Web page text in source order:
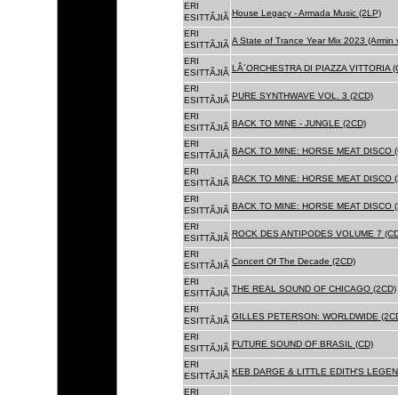
ERI
ESITTÃJIÃ House Legacy - Armada Music (2LP)
ERI
ESITTÃJIÃ A State of Trance Year Mix 2023 (Armin
ERI
ESITTÃJIÃ LÂ´ORCHESTRA DI PIAZZA VITTORIA
ERI
ESITTÃJIÃ PURE SYNTHWAVE VOL. 3 (2CD)
ERI
ESITTÃJIÃ BACK TO MINE - JUNGLE (2CD)
ERI
ESITTÃJIÃ BACK TO MINE: HORSE MEAT DISCO
ERI
ESITTÃJIÃ BACK TO MINE: HORSE MEAT DISCO
ERI
ESITTÃJIÃ BACK TO MINE: HORSE MEAT DISCO
ERI
ESITTÃJIÃ ROCK DES ANTIPODES VOLUME 7
ERI
ESITTÃJIÃ Concert Of The Decade (2CD)
ERI
ESITTÃJIÃ THE REAL SOUND OF CHICAGO (2CD)
ERI
ESITTÃJIÃ GILLES PETERSON: WORLDWIDE
ERI
ESITTÃJIÃ FUTURE SOUND OF BRASIL (CD)
ERI
ESITTÃJIÃ KEB DARGE & LITTLE EDITH'S
ERI